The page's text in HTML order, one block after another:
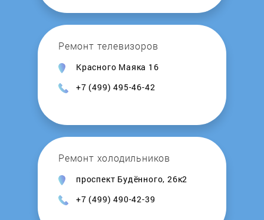
Texet
Tonino Lamborghini
Torex
TP-LINK
Ремонт телевизоров
Красного Маяка 16
+7 (499) 495-46-42
Ремонт холодильников
проспект Будённого, 26к2
+7 (499) 490-42-39